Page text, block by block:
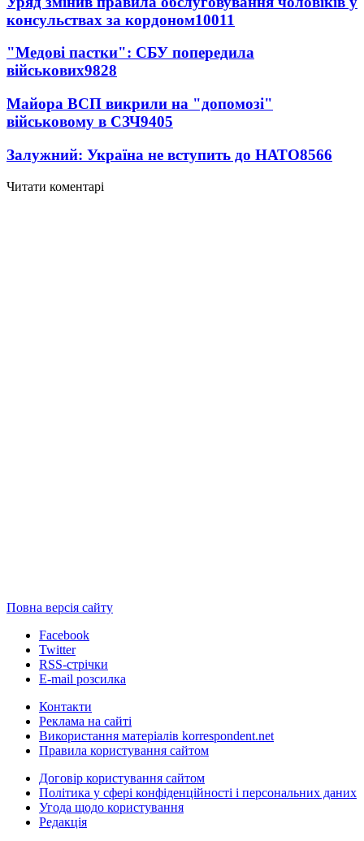
консульствах за кордоном10011
"Медові пастки": СБУ попередила
військових9828
Майора ВСП викрили на "допомозі"
військовому в СЗЧ9405
Залужний: Україна не вступить до НАТО8566
Читати коментарі
Повна версія сайту
Facebook
Twitter
RSS-стрічки
E-mail розсилка
Контакти
Реклама на сайті
Використання матеріалів korrespondent.net
Правила користування сайтом
Договір користування сайтом
Політика у сфері конфіденційності і персональних даних
Угода щодо користування
Редакція